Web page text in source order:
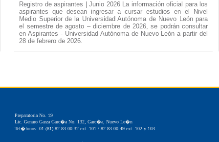
Registro de aspirantes | Junio 2026 La información oficial para los
aspirantes que desean ingresar a cursar estudios en el Nivel
Medio Superior de la Universidad Autónoma de Nuevo León para
el semestre de agosto – diciembre de 2026, se podrán consultar
en Aspirantes - Universidad Autónoma de Nuevo León a partir del
28 de febrero de 2026.
Preparatoria No. 19
Lic. Genaro Garza Garc�a No. 132, Garc�a, Nuevo Le�n
Tel�fonos: 01 (81) 82 83 00 32 ext. 101 / 82 83 00 49 ext. 102 y 103